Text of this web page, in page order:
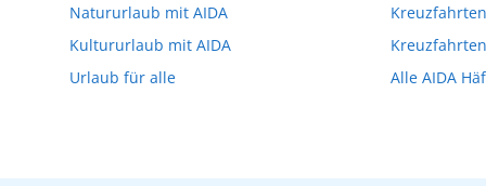
vorzunehmen.
Natururlaub mit AIDA
Kultururlaub mit AIDA
Urlaub für alle
Alle AIDA